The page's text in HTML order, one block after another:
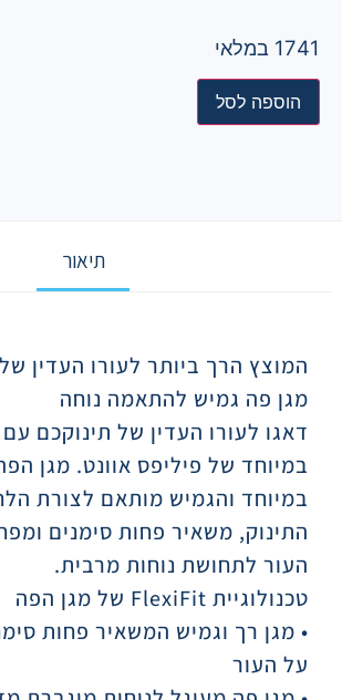
1741 במלאי
הוספה לסל
תיאור
המוצץ הרך ביותר לעורו העדין
מגן פה גמיש להתאמה נוחה
דאגו לעורו העדין של תינוקכם
במיוחד של פיליפס אוונט. מגן
במיוחד והגמיש מותאם לצורת
התינוק, משאיר פחות סימנים
העור לתחושת נוחות מרבית.
טכנולוגיית FlexiFit של מגן הפה
• מגן רך וגמיש המשאיר פחות
על העור